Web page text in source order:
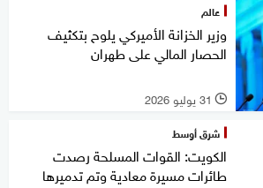
عالم
وزير الخزانة الأميركي يلوح بتكثيف
الحصار المالي على طهران
l 31 يوليو 2026
شرق أوسط
الكويت: القوات المسلحة رصدت
طائرات مسيرة معادية وتم تدميرها